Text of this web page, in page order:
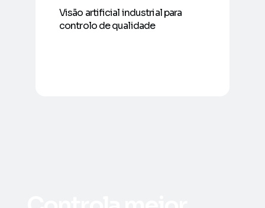
Visão artificial industrial para
controlo de qualidade